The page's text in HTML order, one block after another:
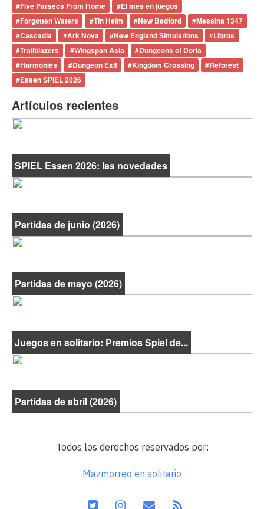
#Five Parsecs From Home #El mes en juegos
#Forgotten Waters #Tin Helm #New Bedford #Messina 1347
#Cascadia #Ark Nova #New England Simulations #Libros
#Trailblazers #Wingspan Asia #Dungeons of Doria
#Harmonies #Dungeon Exit #Kingdom Crossing #Reforest
#Essen SPIEL 2026
Artículos recientes
SPIEL Essen 2026: las novedades
Partidas de junio (2026)
Partidas de mayo (2026)
Juegos en solitario: Premios Spiel de...
Partidas de abril (2026)
Todos los derechos reservados por:
Mazmorreo en solitario